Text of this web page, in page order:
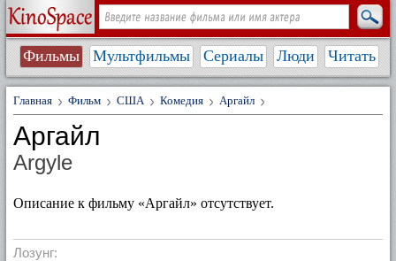
Фильмы Мультфильмы Сериалы Люди Читать
Главная Фильм США Комедия Аргайл
Аргайл
Argyle
Описание к фильму «Аргайл» отсутствует.
Лозунг: